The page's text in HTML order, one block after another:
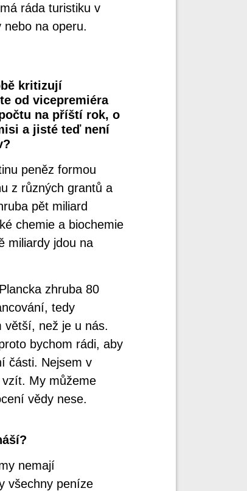
ráda turistiku v
na operu.
kritizují
od vicepremiéra
na příští rok, o
a jisté teď není
peněz formou
z různých grantů a
pět miliard
chemie a biochemie
miliardy jdou na
zhruba 80
tedy
větší, než je u nás.
bychom rádi, aby
části. Nejsem v
My můžeme
vědy nese.
nemají
všechny peníze